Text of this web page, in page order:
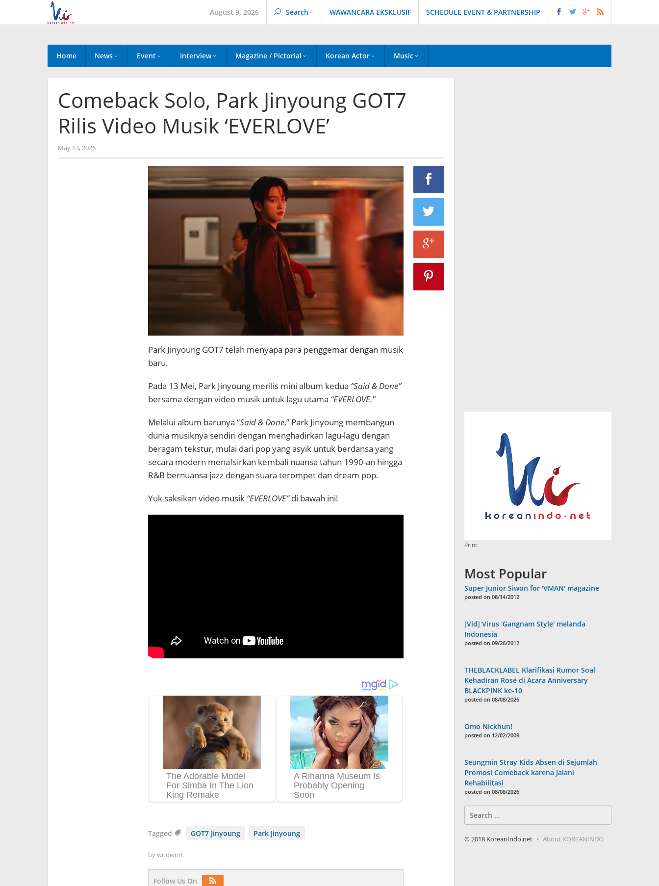
content
August 9, 2026 Search WAWANCARA EKSKLUSIF SCHEDULE EVENT & PARTNERSHIP
Home News Event Interview Magazine / Pictorial Korean Actor Music
Comeback Solo, Park Jinyoung GOT7
Rilis Video Musik ‘EVERLOVE’
May 13, 2026by
wndwnrt
Park Jinyoung GOT7 telah menyapa para penggemar dengan musik
baru.
Pada 13 Mei, Park Jinyoung merilis mini album kedua “Said & Done”
bersama dengan video musik untuk lagu utama “EVERLOVE.”
Melalui album barunya “Said & Done,” Park Jinyoung membangun
dunia musiknya sendiri dengan menghadirkan lagu-lagu dengan
beragam tekstur, mulai dari pop yang asyik untuk berdansa yang
secara modern menafsirkan kembali nuansa tahun 1990-an hingga
R&B bernuansa jazz dengan suara terompet dan dream pop.
Yuk saksikan video musik “EVERLOVE”di bawah ini!
Tagged GOT7 Jinyoung Park Jinyoung
bywndwnrt
Follow Us On
Print
Most Popular
Super Junior Siwon for 'VMAN' magazine
posted on 08/14/2012
[Vid] Virus 'Gangnam Style' melanda
Indonesia
posted on 09/26/2012
THEBLACKLABEL Klarifikasi Rumor Soal
Kehadiran Rosé di Acara Anniversary
BLACKPINK ke-10
posted on 08/08/2026
Omo Nickhun!
posted on 12/02/2009
Seungmin Stray Kids Absen di Sejumlah
Promosi Comeback karena Jalani
Rehabilitasi
posted on 08/08/2026
for:
© 2018 KoreanIndo.net About KOREANINDO